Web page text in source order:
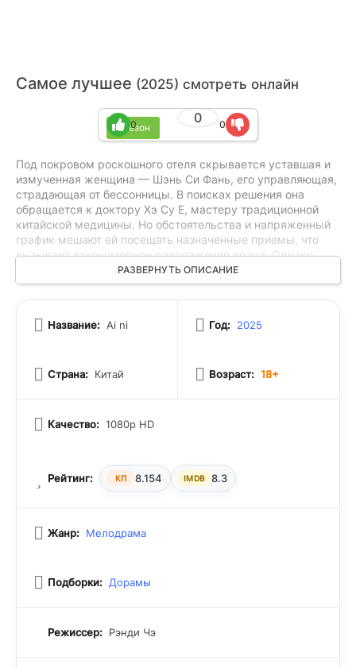
Самое лучшее (2025) смотреть онлайн
1 сезон
0
0 0
Под покровом роскошного отеля скрывается уставшая и
измученная женщина — Шэнь Си Фань, его управляющая,
страдающая от бессонницы. В поисках решения она
обращается к доктору Хэ Су Е, мастеру традиционной
китайской медицины. Но обстоятельства и напряженный
график мешают ей посещать назначенные приемы, что
вызывает закономерное раздражение врача. Однако
судьба словно ведет их друг к другу, снова и снова
сталкивая на жизненном пути. Их сближение
их сердцах. Но именно забота, сочувствие и желание
самую любовь, которая исцеляет всё.
РАЗВЕРНУТЬ ОПИСАНИЕ
Название: Ai ni
Страна: Китай
Год: 2025
Возраст: 18+
Качество: 1080p HD
Рейтинг: КП 8.154 IMDB 8.3
Жанр: Мелодрама
Подборки: Дорамы
Режиссер: Рэнди Чэ